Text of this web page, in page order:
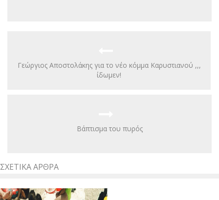
Γεώργιος Αποστολάκης για το νέο κόμμα Καρυστιανού ,,,
ίδωμεν!
Βάπτισμα του πυρός
ΣΧΕΤΙΚΆ ΆΡΘΡΑ